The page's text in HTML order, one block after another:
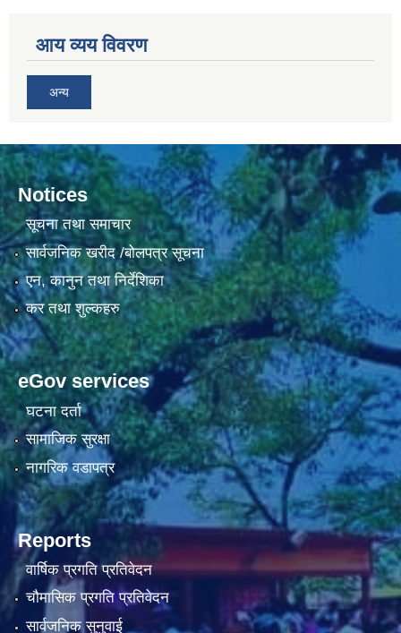
आय व्यय विवरण
अन्य
Notices
सूचना तथा समाचार
सार्वजनिक खरीद /बोलपत्र सूचना
एन, कानुन तथा निर्देशिका
कर तथा शुल्कहरु
eGov services
घटना दर्ता
सामाजिक सुरक्षा
नागरिक वडापत्र
Reports
वार्षिक प्रगति प्रतिवेदन
चौमासिक प्रगति प्रतिवेदन
सार्वजनिक सुनुवाई